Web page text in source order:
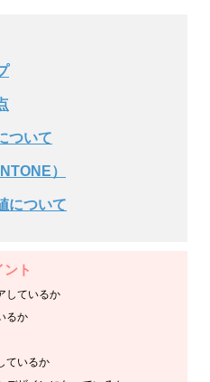
ついて
）
について
ト
しているか
るか
ているか